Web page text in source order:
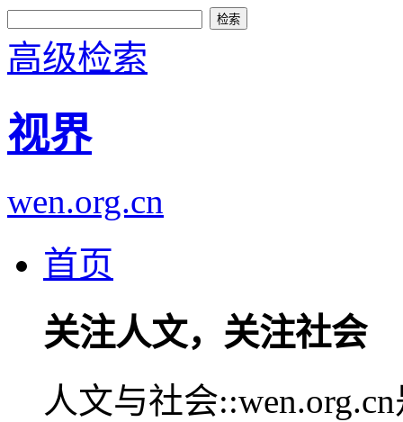
高级检索
视界
wen.org.cn
首页
关注人文，关注社会
人文与社会